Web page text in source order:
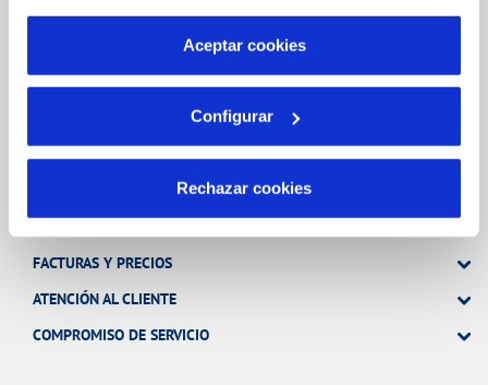
por tanto no se pueden desactivar. Puedes consultar
más información en nuestraPolítica de Cookies
Aceptar cookies
Configurar
Rechazar cookies
OTRAS GESTIONES
FACTURAS Y PRECIOS
ATENCIÓN AL CLIENTE
COMPROMISO DE SERVICIO